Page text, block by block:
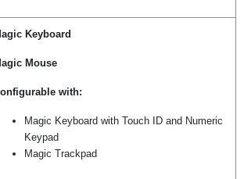
Keyboard
Mouse
with:
Magic Keyboard with Touch ID and Numeric
Keypad
Magic Trackpad